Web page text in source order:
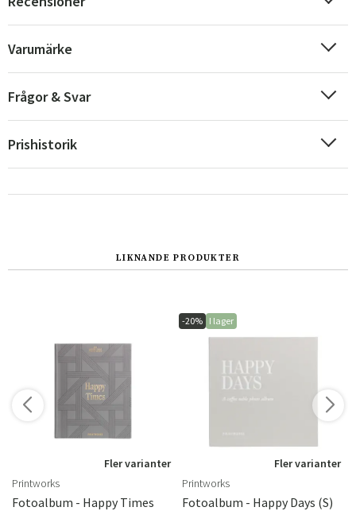
Norge
Suomi
Varumärke
Frågor & Svar
Prishistorik
LIKNANDE PRODUKTER
Fler varianter
Printworks
Fotoalbum - Happy Times
-20% I lager
Fler varianter
Printworks
Fotoalbum - Happy Days (S)